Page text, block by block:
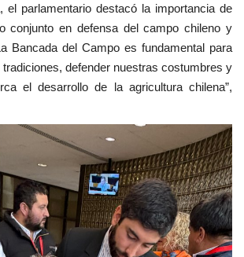
el parlamentario destacó la importancia de
conjunto en defensa del campo chileno y
Bancada del Campo es fundamental para
defender nuestras costumbres y
el desarrollo de la agricultura chilena”,